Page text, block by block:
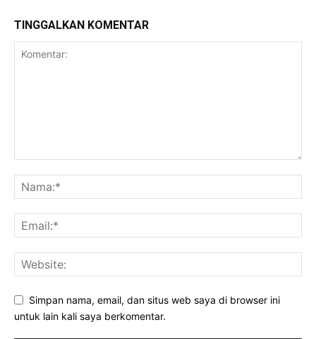
TINGGALKAN KOMENTAR
Simpan nama, email, dan situs web saya di browser ini
untuk lain kali saya berkomentar.